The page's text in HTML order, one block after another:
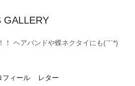
GALLERY
ヘアバンドや蝶ネクタイにも(ˊ˘ˋ*)
フィール レター